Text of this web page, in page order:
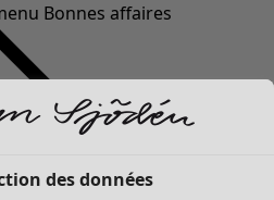
Bonnes affaires
des données